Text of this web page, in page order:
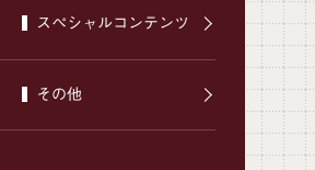
スぺシャルコンテンツ
その他